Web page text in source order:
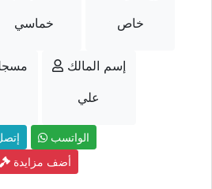
خماسي
خاص
إسم المالك
علي
الواتسب
أضف مزايدة